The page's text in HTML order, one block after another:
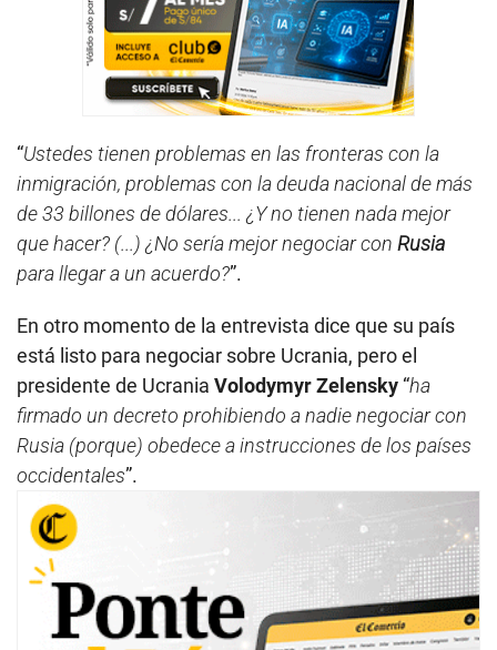
“Ustedes tienen problemas en las fronteras con la
inmigración, problemas con la deuda nacional de más
de 33 billones de dólares... ¿Y no tienen nada mejor
que hacer? (...) ¿No sería mejor negociar con Rusia
para llegar a un acuerdo?”.
En otro momento de la entrevista dice que su país
está listo para negociar sobre Ucrania, pero el
presidente de Ucrania Volodymyr Zelensky “ha
firmado un decreto prohibiendo a nadie negociar con
Rusia (porque) obedece a instrucciones de los países
occidentales”.